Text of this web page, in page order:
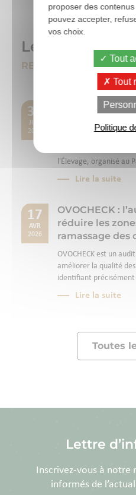
Les actualités
RESTEZ CONNECTÉS
30
JUIL
2026
Chêne Vert
Du 15 au 17
la 40ème édition du
l'Élevage, organisé au
Lire la suite
17
AVR
2026
OVOCHECK :
réduire les
ramassage des
OVOCHECK est un
améliorer la qualité
identifiant précisément
Lire la suite
Toutes
Lettre
Inscrivez-vous à notre
informés de
proposer des
pouvez accepter,
vos choix.
Tout
Tout
Politique